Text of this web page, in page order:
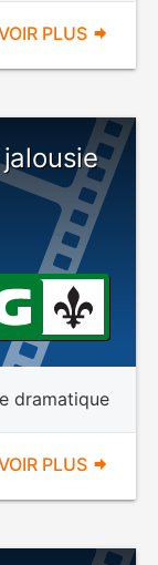
PLUS
dramatique
PLUS